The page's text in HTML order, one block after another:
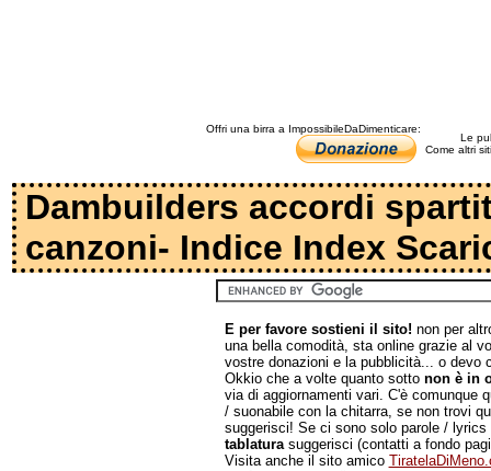
Offri una birra a ImpossibileDaDimenticare:
Le
Come altri
Dambuilders accordi
canzoni- Indice Index
E per favore sostieni il sito! non per
una bella comodità, sta online grazie al
vostre donazioni e la pubblicità... o devo
Okkio che a volte quanto sotto non è in
via di aggiornamenti vari. C'è comunque
/ suonabile con la chitarra, se non trovi
suggerisci! Se ci sono solo parole /
tablaturasuggerisci (contatti a fondo
Visita anche il sito amico